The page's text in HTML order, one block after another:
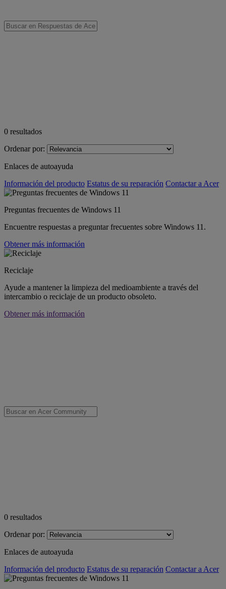
0 resultados
Ordenar por:
Enlaces de autoayuda
Información del producto Estatus de su reparación Contactar a Acer
Preguntas frecuentes de Windows 11
Encuentre respuestas a preguntar frecuentes sobre Windows 11.
Obtener más información
Reciclaje
Ayude a mantener la limpieza del medioambiente a través del
intercambio o reciclaje de un producto obsoleto.
Obtener más información
0 resultados
Ordenar por:
Enlaces de autoayuda
Información del producto Estatus de su reparación Contactar a Acer